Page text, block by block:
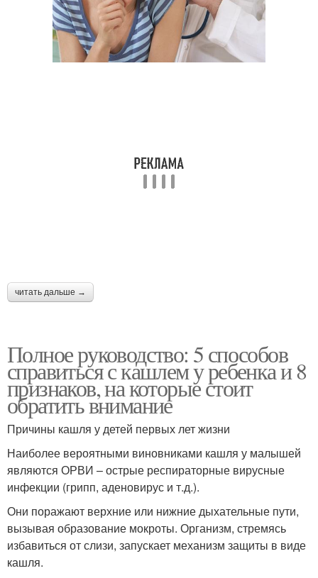
читать дальше →
Полное руководство: 5 способов
справиться с кашлем у ребенка и 8
признаков, на которые стоит
обратить внимание
Причины кашля у детей первых лет жизни
Наиболее вероятными виновниками кашля у малышей
являются ОРВИ – острые респираторные вирусные
инфекции (грипп, аденовирус и т.д.).
Они поражают верхние или нижние дыхательные пути,
вызывая образование мокроты. Организм, стремясь
избавиться от слизи, запускает механизм защиты в виде
кашля.